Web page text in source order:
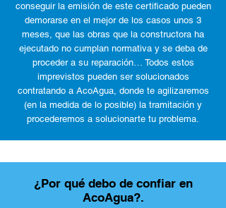
conseguir la emisión de este certificado pueden
demorarse en el mejor de los casos unos 3
meses, que las obras que la constructora ha
ejecutado no cumplan normativa y se deba de
proceder a su reparación… Todos estos
imprevistos pueden ser solucionados
contratando a AcoAgua, donde te agilizaremos
(en la medida de lo posible) la tramitación y
procederemos a solucionarte tu problema.
¿Por qué debo de confiar en
AcoAgua?.